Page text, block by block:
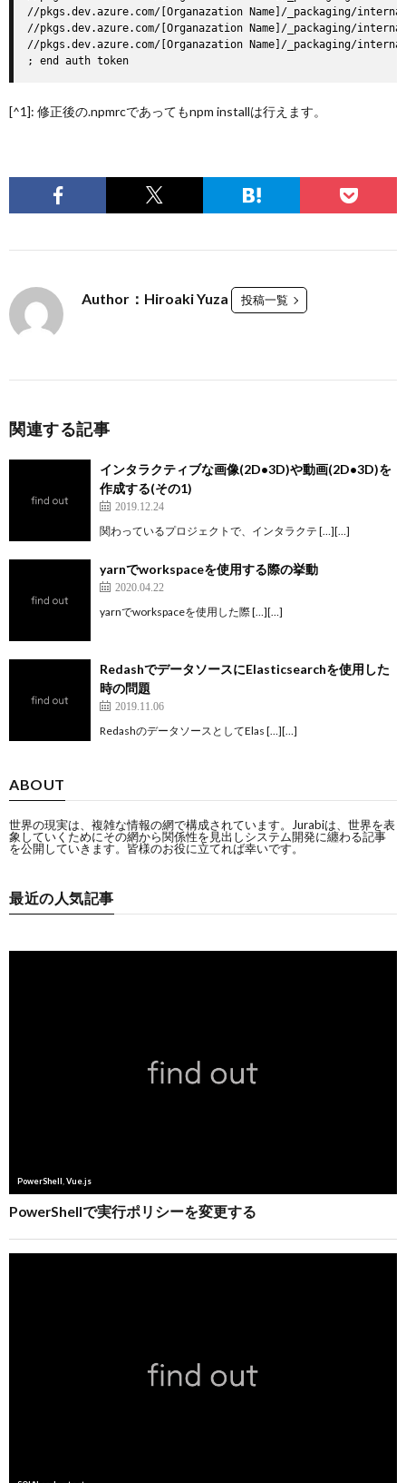
//pkgs.dev.azure.com/[Organazation Name]/_packaging/
//pkgs.dev.azure.com/[Organazation Name]/_packaging/
//pkgs.dev.azure.com/[Organazation Name]/_packaging/
; end auth token
[^1]: 修正後の.npmrcであってもnpm installは行えます。
Author：Hiroaki Yuza 投稿一覧
関連する記事
インタラクティブな画像(2D•3D)や動画(2D•3D)を
作成する(その1)
2019.12.24
関わっているプロジェクトで、インタラクテ […][…]
yarnでworkspaceを使用する際の挙動
2020.04.22
yarnでworkspaceを使用した際 […][…]
RedashでデータソースにElasticsearchを使用した
時の問題
2019.11.06
RedashのデータソースとしてElas […][…]
ABOUT
世界の現実は、複雑な情報の網で構成されています。Jurabiは、世界を表
象していくためにその網から関係性を見出しシステム開発に纏わる記事
を公開していきます。皆様のお役に立てれば幸いです。
最近の人気記事